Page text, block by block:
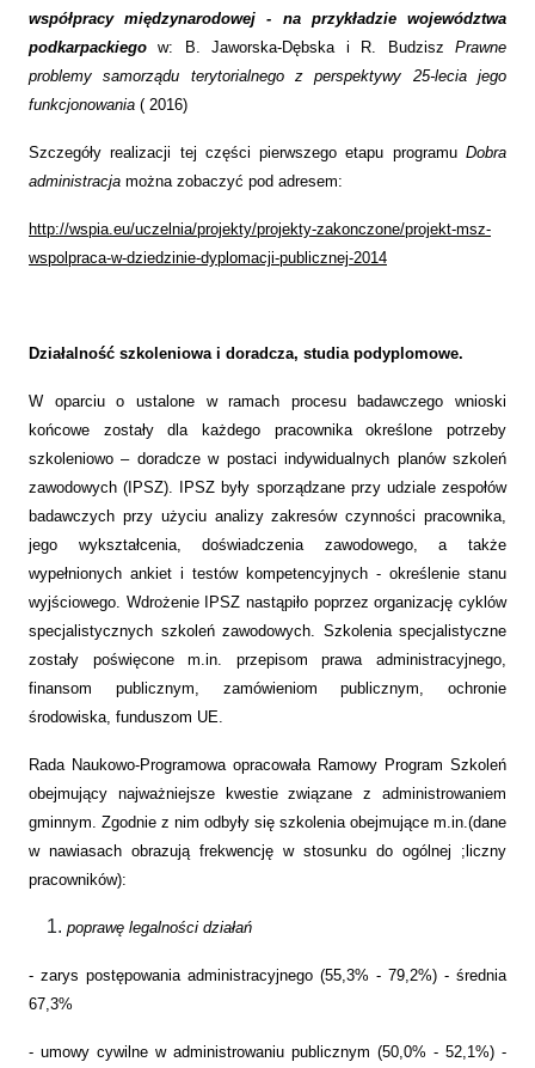
współpracy międzynarodowej - na przykładzie województwa
podkarpackiego w: B. Jaworska-Dębska i R. Budzisz Prawne
problemy samorządu terytorialnego z perspektywy 25-lecia jego
funkcjonowania ( 2016)
Szczegóły realizacji tej części pierwszego etapu programu Dobra
administracja można zobaczyć pod adresem:
http://wspia.eu/uczelnia/projekty/projekty-zakonczone/projekt-msz-
wspolpraca-w-dziedzinie-dyplomacji-publicznej-2014
Działalność szkoleniowa i doradcza, studia podyplomowe.
W oparciu o ustalone w ramach procesu badawczego wnioski
końcowe zostały dla każdego pracownika określone potrzeby
szkoleniowo – doradcze w postaci indywidualnych planów szkoleń
zawodowych (IPSZ). IPSZ były sporządzane przy udziale zespołów
badawczych przy użyciu analizy zakresów czynności pracownika,
jego wykształcenia, doświadczenia zawodowego, a także
wypełnionych ankiet i testów kompetencyjnych - określenie stanu
wyjściowego. Wdrożenie IPSZ nastąpiło poprzez organizację cyklów
specjalistycznych szkoleń zawodowych. Szkolenia specjalistyczne
zostały poświęcone m.in. przepisom prawa administracyjnego,
finansom publicznym, zamówieniom publicznym, ochronie
środowiska, funduszom UE.
Rada Naukowo-Programowa opracowała Ramowy Program Szkoleń
obejmujący najważniejsze kwestie związane z administrowaniem
gminnym. Zgodnie z nim odbyły się szkolenia obejmujące m.in.(dane
w nawiasach obrazują frekwencję w stosunku do ogólnej ;liczny
pracowników):
poprawę legalności działań
- zarys postępowania administracyjnego (55,3% - 79,2%) - średnia
67,3%
- umowy cywilne w administrowaniu publicznym (50,0% - 52,1%) -